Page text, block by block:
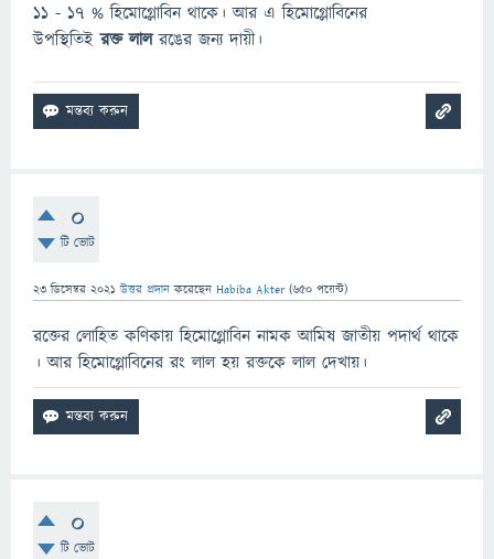
১১ - ১৭ % হিমোগ্লোবিন থাকে। আর এ হিমোগ্লোবিনের
উপস্থিতিইরক্ত লালরঙের জন্য দায়ী।
0
টি ভোট
23 ডিসেম্বর 2021 উত্তর প্রদান করেছেন Habiba Akter (650 পয়েন্ট)
রক্তের লোহিত কণিকায় হিমোগ্লোবিন নামক আমিষ জাতীয় পদার্থ থাকে
। আর হিমোগ্লোবিনের রং লাল হয় রক্তকে লাল দেখায়।
0
টি ভোট